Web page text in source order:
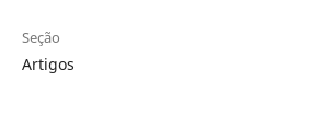
Seção
Artigos